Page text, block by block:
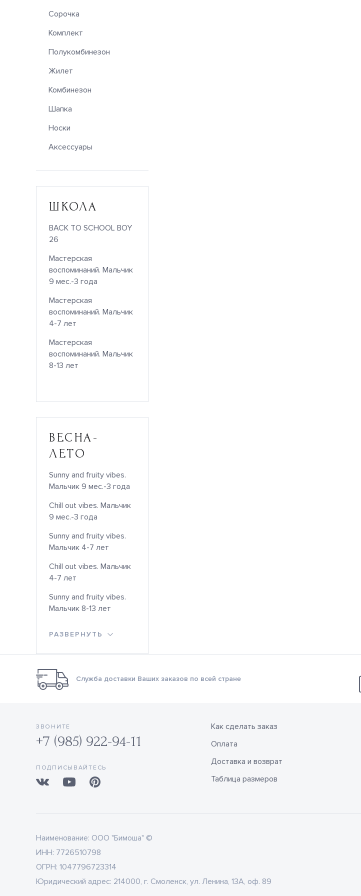
Сорочка
Комплект
Полукомбинезон
Жилет
Комбинезон
Шапка
Носки
Аксессуары
ШКОЛА
BACK TO SCHOOL BOY
26
Мастерская
воспоминаний. Мальчик
9 мес.-3 года
Мастерская
воспоминаний. Мальчик
4-7 лет
Мастерская
воспоминаний. Мальчик
8-13 лет
ВЕСНА-
ЛЕТО
Sunny and fruity vibes.
Мальчик 9 мес.-3 года
Chill out vibes. Мальчик
9 мес.-3 года
Sunny and fruity vibes.
Мальчик 4-7 лет
Chill out vibes. Мальчик
4-7 лет
Sunny and fruity vibes.
Мальчик 8-13 лет
РАЗВЕРНУТЬ
Служба доставки Ваших заказов по всей стране
ЗВОНИТЕ
+7 (985) 922-94-11
ПОДПИСЫВАЙТЕСЬ
Как сделать заказ
Оплата
Доставка и возврат
Таблица размеров
Наименование: ООО "Бимоша" ©
ИНН: 7726510798
ОГРН: 1047796723314
Юридический адрес: 214000, г. Смоленск, ул. Ленина, 13А, оф. 89